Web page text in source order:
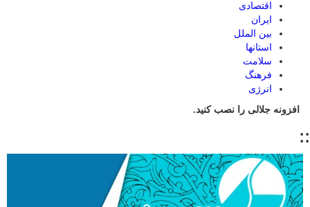
اقتصادی
ایران
بین الملل
استانها
سلامت
فرهنگ
انرژی
افزونه جلالی را نصب کنید.
::